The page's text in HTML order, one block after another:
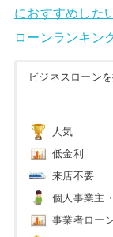
におすすめした
ローンランキン
ビジネスローン
人気
低金利
来店不要
個人事業主
事業者ロー